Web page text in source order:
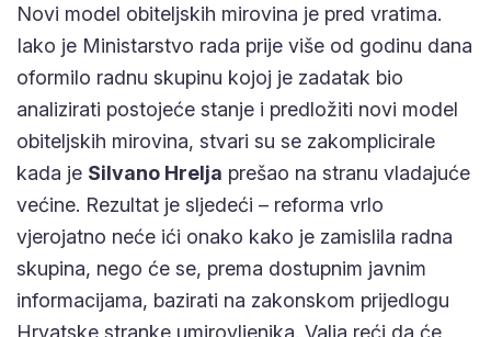
Novi model obiteljskih mirovina je pred vratima.
Iako je Ministarstvo rada prije više od godinu dana
oformilo radnu skupinu kojoj je zadatak bio
analizirati postojeće stanje i predložiti novi model
obiteljskih mirovina, stvari su se zakomplicirale
kada je Silvano Hrelja prešao na stranu vladajuće
većine. Rezultat je sljedeći – reforma vrlo
vjerojatno neće ići onako kako je zamislila radna
skupina, nego će se, prema dostupnim javnim
informacijama, bazirati na zakonskom prijedlogu
Hrvatske stranke umirovljenika. Valja reći da će